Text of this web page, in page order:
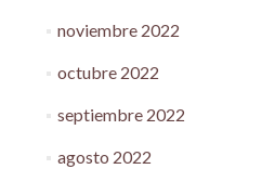
noviembre 2022
octubre 2022
septiembre 2022
agosto 2022